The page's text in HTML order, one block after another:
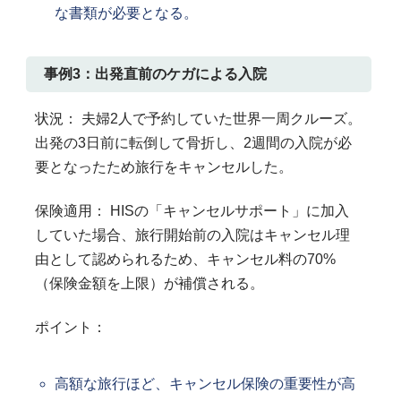
な書類が必要となる。
事例3：出発直前のケガによる入院
状況： 夫婦2人で予約していた世界一周クルーズ。
出発の3日前に転倒して骨折し、2週間の入院が必
要となったため旅行をキャンセルした。
保険適用： HISの「キャンセルサポート」に加入
していた場合、旅行開始前の入院はキャンセル理
由として認められるため、キャンセル料の70%
（保険金額を上限）が補償される。
ポイント：
高額な旅行ほど、キャンセル保険の重要性が高